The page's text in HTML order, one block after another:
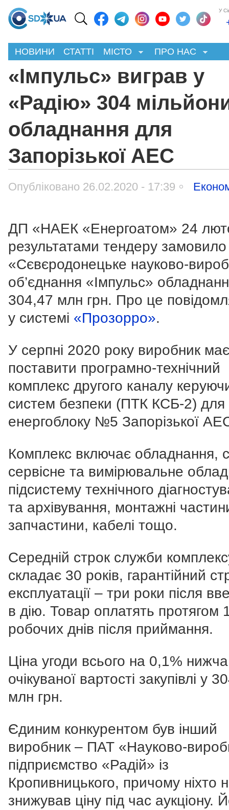
У
НОВИНИ СТАТТІ МІСТО ПРО НАС
«Імпульс» виграв у
«Радію» 304
обладнання для
Запорізької АЕС
Опубліковано 26.02.2020 - 17:39
ДП «НАЕК «Енергоатом» 24
результатами тендеру
«Сєвєродонецьке науково-
об’єднання «Імпульс»
304,47 млн грн. Про це
у системі «Прозорро».
У серпні 2020 року виробник має
поставити програмно-технічний
комплекс другого каналу
систем безпеки (ПТК КСБ-2) для
енергоблоку №5 Запорізької
Комплекс включає обладнання,
сервісне та вимірювальне
підсистему технічного
та архівування, монтажні
запчастини, кабелі тощо.
Середній строк служби
складає 30 років, гарантійний
експлуатації – три роки після
в дію. Товар оплатять протягом
робочих днів після приймання.
Ціна угоди всього на 0,1% нижча
очікуваної вартості закупівлі у
млн грн.
Єдиним конкурентом був інший
виробник – ПАТ «Науково-
підприємство «Радій» із
Кропивницького, причому ніхто
знижував ціну під час аукціону.